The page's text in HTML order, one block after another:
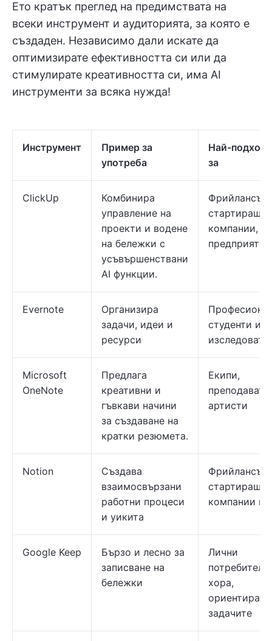
Ето кратък преглед на предимствата на
всеки инструмент и аудиторията, за която е
създаден. Независимо дали искате да
оптимизирате ефективността си или да
стимулирате креативността си, има AI
инструменти за всяка нужда!
Инструмент
Пример за
употреба
Най-
за
ClickUp
Комбинира
управление на
проекти и водене
на бележки с
усъвършенствани
AI функции.
стартиращи
компании,
предприятия
Evernote
Организира
задачи, идеи и
ресурси
студенти и
Microsoft
OneNote
Предлага
креативни и
гъвкави начини
за създаване на
кратки резюмета.
Екипи,
артисти
Notion
Създава
взаимосвързани
работни процеси
и уикита
стартиращи
компании и
Google Keep
Бързо и лесно за
записване на
бележки
Лични
хора,
задачите